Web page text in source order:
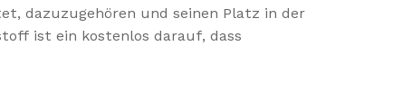
dazuzugehören und seinen Platz in der
ist ein kostenlos darauf, dass